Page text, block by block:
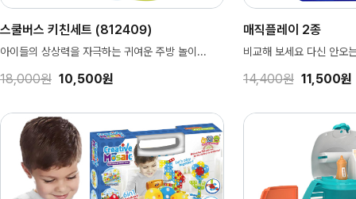
스쿨버스 키친세트 (812409)
아이들의 상상력을 자극하는 귀여운 주방 놀이...
18,000원 10,500원
매직플레이 2종
비교해 보세요 다신 안오
14,400원 11,500원